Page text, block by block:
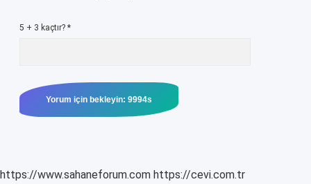
5 + 3 kaçtır? *
https://www.sahaneforum.com https://cevi.com.tr